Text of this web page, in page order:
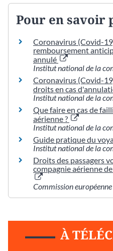
Pour en savoir
Coronavirus (Covid-
remboursement
annulé
Institut national de la
Coronavirus (Covid-
droits en cas
Institut national de la
Que faire en cas de
aérienne ?
Institut national de la
Guide pratique du
Institut national de la
Droits des passagers
compagnie aérienne
Commission européenne
À